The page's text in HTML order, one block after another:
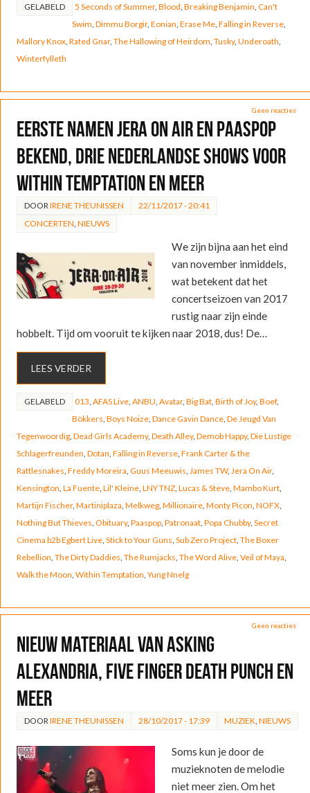
GELABELD 5 Seconds of Summer, Blood Breaking Benjamin Can't
Swim Dimmu Borgir, Eonian Erase Me, Falling in Reverse,
Mallory Knox, Rated Gnar, The Hallowing of Heirdom Tusky, Underoath
Winterfylleth
Geen reacties
Eerste namen Jera On Air en Paaspop
bekend, drie Nederlandse shows voor
Within Temptation en meer
DOOR IRENE THEUNISSEN
22/11/2017 - 20:41
CONCERTEN NIEUWS
We zijn bijna aan het eind
van november inmiddels,
wat betekent dat het
concertseizoen van 2017
rustig naar zijn einde
hobbelt. Tijd om vooruit te kijken naar 2018, dus! De…
LEES VERDER
GELABELD 013 AFAS Live, ANBU Avatar, Big Bat, Birth of Joy, Boef,
Bökkers Boys Noize, Dance Gavin Dance, De Jeugd Van
Tegenwoordig, Dead Girls Academy, Death Alley, Demob Happy, Die Lustige
Schlagerfreunden Dotan Falling in Reverse, Frank Carter & the
Rattlesnakes Freddy Moreira Guus Meeuwis James TW, Jera On Air,
Kensington La Fuente, Lil' Kleine, LNY TNZ, Lucas & Steve, Mambo Kurt,
Martijn Fischer, Martiniplaza Melkweg, Millionaire, Monty Picon NOFX,
Nothing But Thieves Obituary, Paaspop, Patronaat, Popa Chubby, Secret
Cinema b2b Egbert Live, Stick to Your Guns Sub Zero Project, The Boxer
Rebellion The Dirty Daddies The Rumjacks The Word Alive, Veil of Maya
Walk the Moon Within Temptation Yung Nnelg
Geen reacties
Nieuw materiaal van Asking
Alexandria, Five Finger Death Punch en
meer
DOOR IRENE THEUNISSEN 28/10/2017 - 17:39 MUZIEK NIEUWS
Soms kun je door de
muzieknoten de melodie
niet meer zien. Om het